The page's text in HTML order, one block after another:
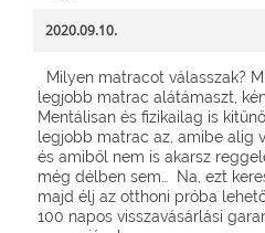
2020.09.10.
Milyen matracot válasszak?
legjobb matrac alátámaszt,
Mentálisan és fizikailag is
legjobb matrac az, amibe alig
és amiből nem is akarsz
még délben sem… Na, ezt
majd élj az otthoni próba
100 napos visszavásárlási